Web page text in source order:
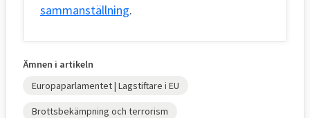
sammanställning.
Ämnen i artikeln
Europaparlamentet | Lagstiftare i EU
Brottsbekämpning och terrorism